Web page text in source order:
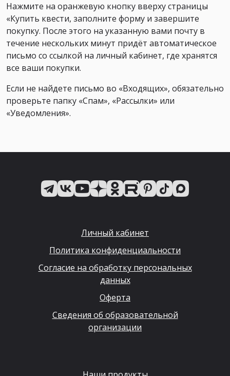
Нажмите на оранжевую кнопку вверху страницы
«Купить квести, заполните форму и завершите
покупку. После этого на указанную вами почту в
течение нескольких минут придёт автоматическое
письмо со ссылкой на личный кабинет, где хранятся
все ваши покупки.
Если не найдете письмо во «Входящих», обязательно
проверьте папку «Спам», «Рассылки» или
«Уведомления».
Личный кабинет
Политика конфиденциальности
Согласие на обработку персональных
данных
Оферта
Сведения об образовательной
организации